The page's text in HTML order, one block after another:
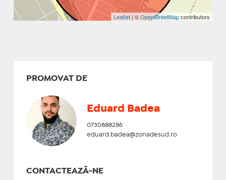
Leaflet | ©OpenStreetMapcontributors
PROMOVAT DE
Eduard Badea
0730888286
eduard.badea@zonadesud.ro
CONTACTEAZĂ-NE